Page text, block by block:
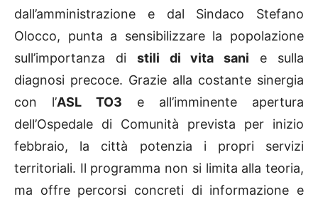
L’iniziativa, fortemente voluta
dall’amministrazione e dal Sindaco Stefano
Olocco, punta a sensibilizzare la popolazione
sull’importanza distili di vita sanie sulla
diagnosi precoce. Grazie alla costante sinergia
con l’ASL TO3e all’imminente apertura
dell’Ospedale di Comunità prevista per inizio
febbraio, la città potenzia i propri servizi
territoriali. Il programma non si limita alla teoria,